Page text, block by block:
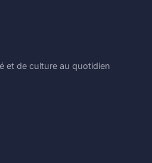
et de culture au quotidien